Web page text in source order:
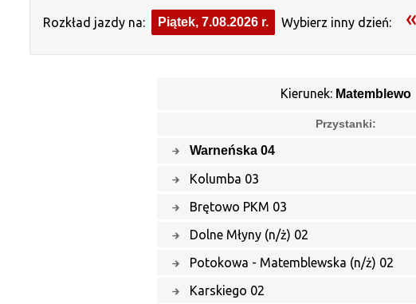
Rozkład jazdy na: Piątek, 7.08.2026 r. Wybierz inny dzień: «
Kierunek: Matemblewo
Przystanki:
Warneńska 04
Kolumba 03
Brętowo PKM 03
Dolne Młyny (n/ż) 02
Potokowa - Matemblewska (n/ż) 02
Karskiego 02